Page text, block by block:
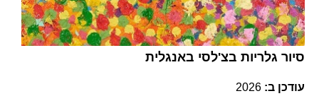
סיור גלריות בצ'לסי באנגלית
עודכן ב: 2026